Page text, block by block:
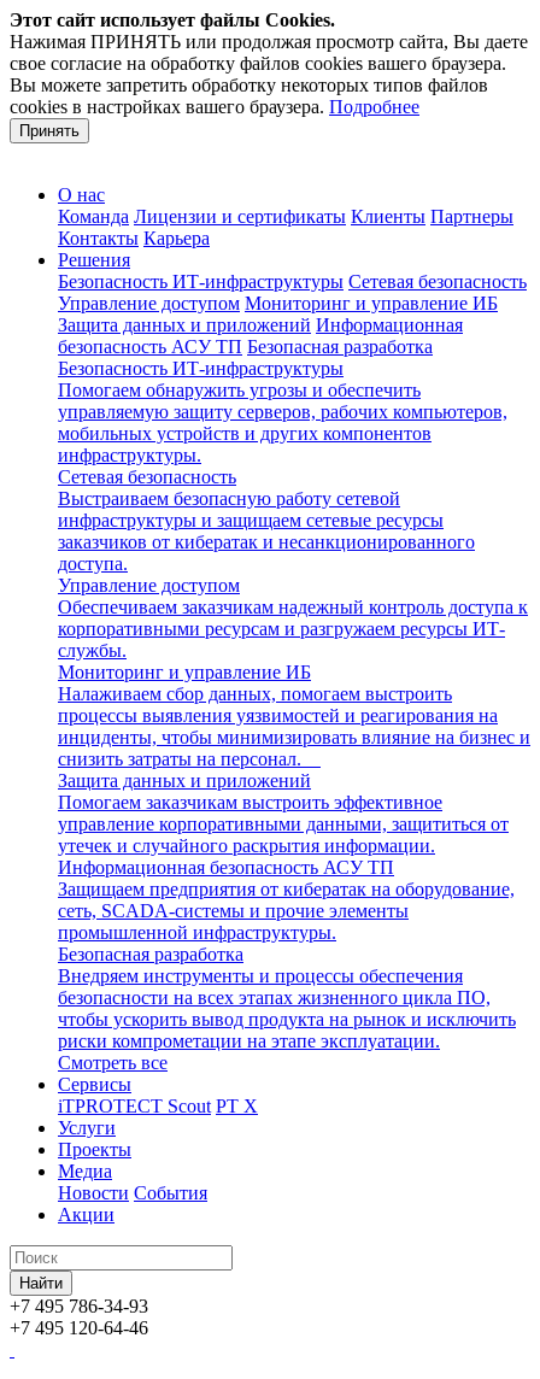
Этот сайт использует файлы Cookies.
Нажимая ПРИНЯТЬ или продолжая просмотр сайта, Вы даете
свое согласие на обработку файлов cookies вашего браузера.
Вы можете запретить обработку некоторых типов файлов
cookies в настройках вашего браузера. Подробнее
Принять
О нас
Команда Лицензии и сертификаты Клиенты Партнеры
Контакты Карьера
Решения
Безопасность ИТ-инфраструктуры Сетевая безопасность
Управление доступом Мониторинг и управление ИБ
Защита данных и приложений Информационная
безопасность АСУ ТП Безопасная разработка
Безопасность ИТ-инфраструктуры
Помогаем обнаружить угрозы и обеспечить
управляемую защиту серверов, рабочих компьютеров,
мобильных устройств и других компонентов
инфраструктуры.
Сетевая безопасность
Выстраиваем безопасную работу сетевой
инфраструктуры и защищаем сетевые ресурсы
заказчиков от кибератак и несанкционированного
доступа.
Управление доступом
Обеспечиваем заказчикам надежный контроль доступа к
корпоративными ресурсам и разгружаем ресурсы ИТ-
службы.
Мониторинг и управление ИБ
Налаживаем сбор данных, помогаем выстроить
процессы выявления уязвимостей и реагирования на
инциденты, чтобы минимизировать влияние на бизнес и
снизить затраты на персонал.
Защита данных и приложений
Помогаем заказчикам выстроить эффективное
управление корпоративными данными, защититься от
утечек и случайного раскрытия информации.
Информационная безопасность АСУ ТП
Защищаем предприятия от кибератак на оборудование,
сеть, SCADA-системы и прочие элементы
промышленной инфраструктуры.
Безопасная разработка
Внедряем инструменты и процессы обеспечения
безопасности на всех этапах жизненного цикла ПО,
чтобы ускорить вывод продукта на рынок и исключить
риски компрометации на этапе эксплуатации.
Смотреть все
Сервисы
iTPROTECT Scout PT X
Услуги
Проекты
Медиа
Новости События
Акции
+7 495 786-34-93
+7 495 120-64-46